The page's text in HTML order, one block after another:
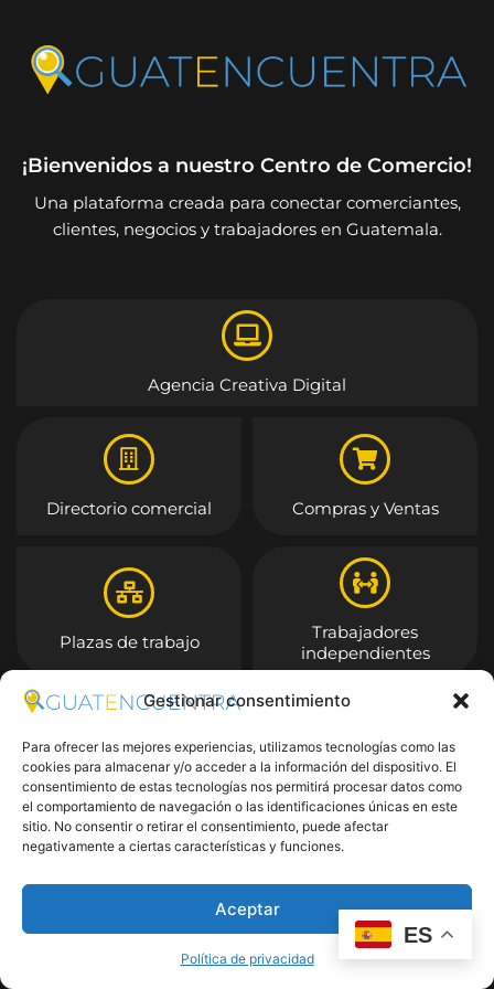
Gestionar consentimiento
Para ofrecer las mejores experiencias, utilizamos tecnologías como las
cookies para almacenar y/o acceder a la información del dispositivo. El
consentimiento de estas tecnologías nos permitirá procesar datos como
el comportamiento de navegación o las identificaciones únicas en este
sitio. No consentir o retirar el consentimiento, puede afectar
negativamente a ciertas características y funciones.
Aceptar
Política de privacidad
¡Bienvenidos a nuestro Centro de Comercio!
Una plataforma creada para conectar comerciantes,
clientes, negocios y trabajadores en Guatemala.
Agencia Creativa Digital
Directorio comercial Compras y Ventas
Plazas de trabajo
Trabajadores
independientes
Entrar
ES